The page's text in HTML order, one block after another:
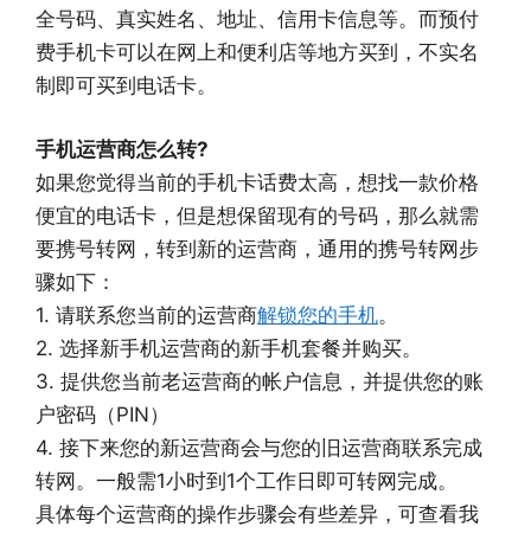
全号码、真实姓名、地址、信用卡信息等。而预付
费手机卡可以在网上和便利店等地方买到，不实名
制即可买到电话卡。
手机运营商怎么转?
如果您觉得当前的手机卡话费太高，想找一款价格
便宜的电话卡，但是想保留现有的号码，那么就需
要携号转网，转到新的运营商，通用的携号转网步
骤如下：
1. 请联系您当前的运营商解锁您的手机。
2. 选择新手机运营商的新手机套餐并购买。
3. 提供您当前老运营商的帐户信息，并提供您的账
户密码（PIN）
4. 接下来您的新运营商会与您的旧运营商联系完成
转网。一般需1小时到1个工作日即可转网完成。
具体每个运营商的操作步骤会有些差异，可查看我